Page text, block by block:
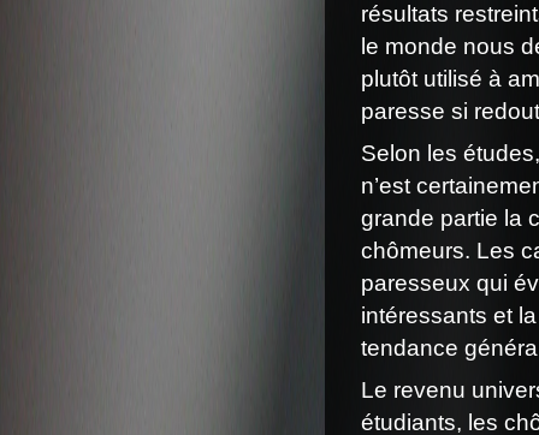
résultats
le monde nous
plutôt utilisé à
paresse si
Selon les
n’est
grande partie la
chômeurs. Les
paresseux qui
intéressants et
tendance
Le revenu
étudiants, les